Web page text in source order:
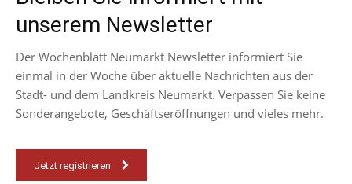
unserem Newsletter
Der Wochenblatt Neumarkt Newsletter informiert Sie
einmal in der Woche über aktuelle Nachrichten aus der
Stadt- und dem Landkreis Neumarkt. Verpassen Sie keine
Sonderangebote, Geschäftseröffnungen und vieles mehr.
Jetzt registrieren